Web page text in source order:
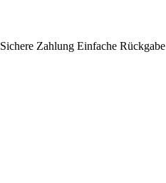
Sichere Zahlung Einfache Rückgabe